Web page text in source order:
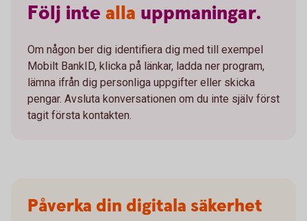
Följ inte alla uppmaningar.
Om någon ber dig identifiera dig med till exempel
Mobilt BankID, klicka på länkar, ladda ner program,
lämna ifrån dig personliga uppgifter eller skicka
pengar. Avsluta konversationen om du inte själv först
tagit första kontakten.
Påverka din digitala säkerhet